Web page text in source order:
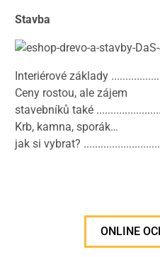
Stavba
Interiérové základy
Ceny rostou, ale zájem
stavebníků také
Krb, kamna, sporák…
jak si vybrat?
ONLINE